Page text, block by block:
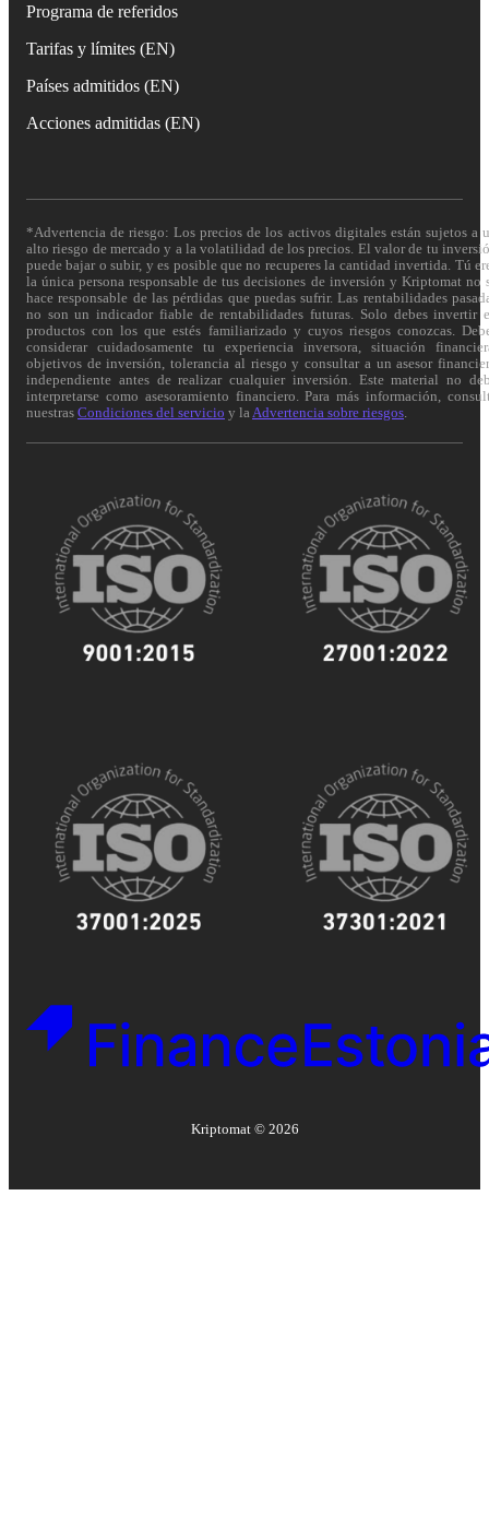
Programa de referidos
Tarifas y límites (EN)
Países admitidos (EN)
Acciones admitidas (EN)
*Advertencia de riesgo: Los precios de los activos digitales están sujetos a
alto riesgo de mercado y a la volatilidad de los precios. El valor de tu
puede bajar o subir, y es posible que no recuperes la cantidad invertida. Tú
la única persona responsable de tus decisiones de inversión y Kriptomat no
hace responsable de las pérdidas que puedas sufrir. Las rentabilidades
no son un indicador fiable de rentabilidades futuras. Solo debes invertir
productos con los que estés familiarizado y cuyos riesgos conozcas.
considerar cuidadosamente tu experiencia inversora, situación
objetivos de inversión, tolerancia al riesgo y consultar a un asesor
independiente antes de realizar cualquier inversión. Este material no
interpretarse como asesoramiento financiero. Para más información,
nuestras Condiciones del servicio y la Advertencia sobre riesgos
Kriptomat © 2026